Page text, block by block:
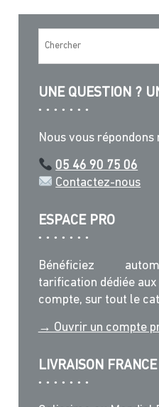
UNE QUESTION ?
Nous vous répondons
05 46 90 75 06
Contactez-nous
ESPACE PRO
Bénéficiez
tarification dédiée
compte, sur tout le
→ Ouvrir un compte
LIVRAISON